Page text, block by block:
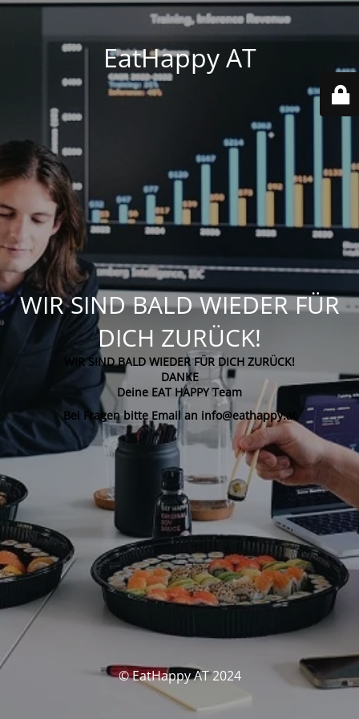
EatHappy AT
WIR SIND BALD WIEDER FÜR
DICH ZURÜCK!
WIR SIND BALD WIEDER FÜR DICH ZURÜCK!
DANKE
Deine EAT HAPPY Team
Bei Fragen bitte Email an info@eathappy.at
© EatHappy AT 2024